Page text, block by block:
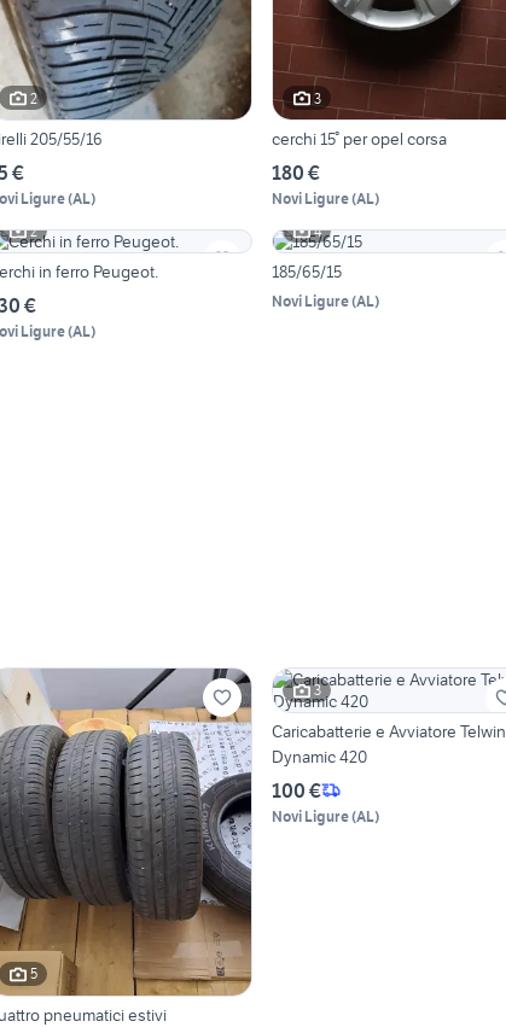
2
205/55/16
€
Ligure(AL)
3
cerchi 15° per opel corsa
180 €
Novi Ligure(AL)
2
in ferro Peugeot.
€
Ligure(AL)
4
185/65/15
Novi Ligure(AL)
5
pneumatici estivi
3
Caricabatterie e Avviatore Telwin
Dynamic 420
100 €
Novi Ligure(AL)